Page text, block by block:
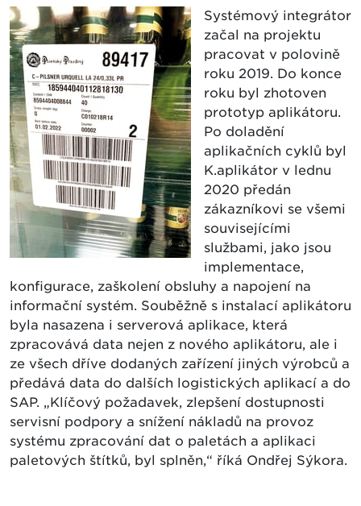
Systémový integrátor
začal na projektu
pracovat v polovině
roku 2019. Do konce
roku byl zhotoven
prototyp aplikátoru.
Po doladění
aplikačních cyklů byl
K.aplikátor v lednu
2020 předán
zákazníkovi se všemi
souvisejícími
službami, jako jsou
implementace,
konfigurace, zaškolení obsluhy a napojení na
informační systém. Souběžně s instalací aplikátoru
byla nasazena i serverová aplikace, která
zpracovává data nejen z nového aplikátoru, ale i
ze všech dříve dodaných zařízení jiných výrobců a
předává data do dalších logistických aplikací a do
SAP. „Klíčový požadavek, zlepšení dostupnosti
servisní podpory a snížení nákladů na provoz
systému zpracování dat o paletách a aplikaci
paletových štítků, byl splněn,“ říká Ondřej Sýkora.